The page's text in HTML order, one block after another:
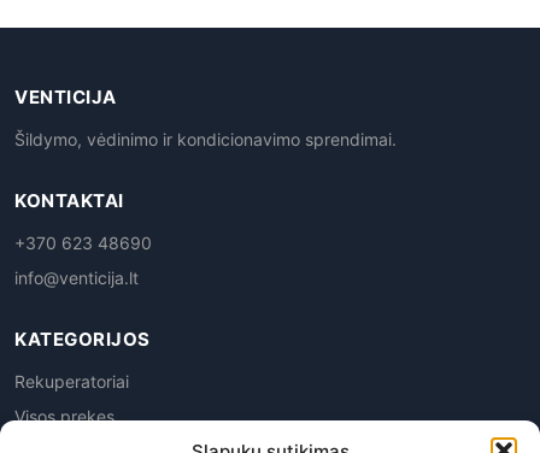
VENTICIJA
Šildymo, vėdinimo ir kondicionavimo sprendimai.
KONTAKTAI
+370 623 48690
info@venticija.lt
KATEGORIJOS
Rekuperatoriai
Visos prekes